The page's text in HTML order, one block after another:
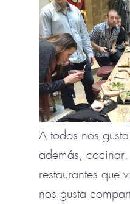
A todos nos
además,
restaurantes que
nos gusta